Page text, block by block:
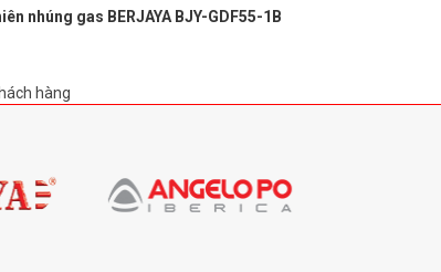
nhúng gas BERJAYA BJY-GDF55-1B
hàng